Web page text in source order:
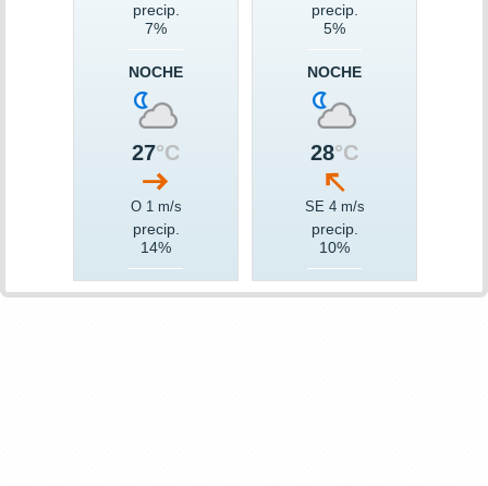
precip.
7%
NOCHE
27°C
O 1 m/s
precip.
14%
precip.
5%
NOCHE
28°C
SE 4 m/s
precip.
10%